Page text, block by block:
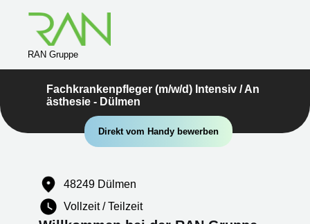
RAN Gruppe
Fachkrankenpfleger (m/w/d) Intensiv / An
ästhesie - Dülmen
Direkt vom Handy bewerben
48249 Dülmen
Vollzeit / Teilzeit